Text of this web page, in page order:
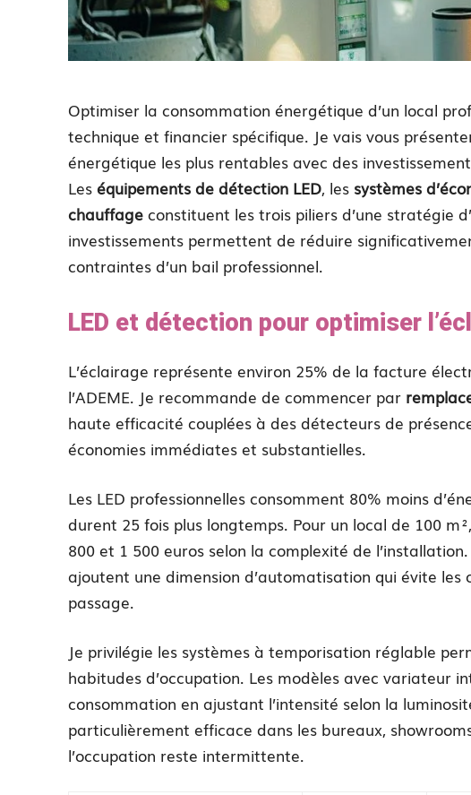
Optimiser la consommation énergétique d’un local
technique et financier spécifique. Je vais vous
énergétique les plus rentables avec des
Les équipements de détection LED, les systèmes
chauffage constituent les trois piliers d’une stratégie
investissements permettent de réduire
contraintes d’un bail professionnel.
LED et détection pour optimiser
L’éclairage représente environ 25% de la facture
l’ADEME. Je recommande de commencer par
haute efficacité couplées à des détecteurs de
économies immédiates et substantielles.
Les LED professionnelles consomment 80% moins
durent 25 fois plus longtemps. Pour un local de 100
800 et 1 500 euros selon la complexité de l’installation.
ajoutent une dimension d’automatisation qui évite les
passage.
Je privilégie les systèmes à temporisation réglable
habitudes d’occupation. Les modèles avec variateur
consommation en ajustant l’intensité selon la
particulièrement efficace dans les bureaux,
l’occupation reste intermittente.